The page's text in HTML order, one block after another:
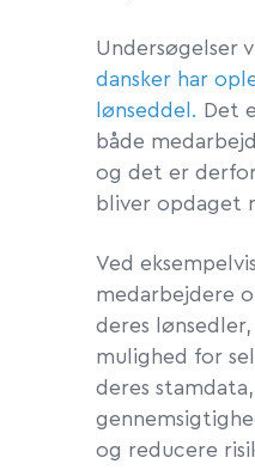
Undersøgelser
dansker har
lønseddel. Det
både
og det er
bliver opdaget
Ved
medarbejdere
deres
mulighed for
deres
og reducere